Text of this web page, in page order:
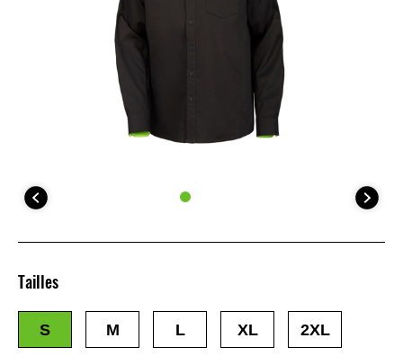
Tailles
S M L XL 2XL